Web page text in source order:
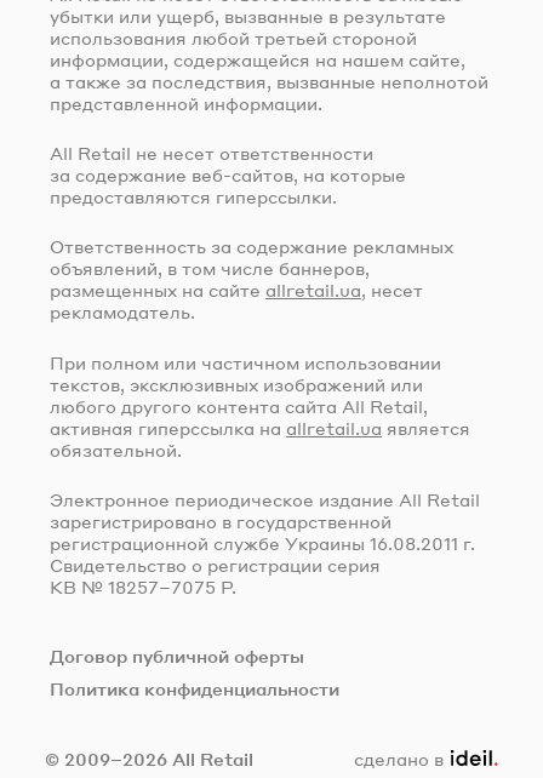
убытки или ущерб, вызванные в результате
использования любой третьей стороной
информации, содержащейся на нашем сайте,
а также за последствия, вызванные неполнотой
представленной информации.
All Retail не несет ответственности
за содержание веб-сайтов, на которые
предоставляются гиперссылки.
Ответственность за содержание рекламных
объявлений, в том числе баннеров,
размещенных на сайте allretail.ua, несет
рекламодатель.
При полном или частичном использовании
текстов, эксклюзивных изображений или
любого другого контента сайта All Retail,
активная гиперссылка на allretail.ua является
обязательной.
Электронное периодическое издание All Retail
зарегистрировано в государственной
регистрационной службе Украины 16.08.2011 г.
Свидетельство о регистрации серия
КВ № 18257–7075 Р.
Договор публичной оферты
Политика конфиденциальности
© 2009–2026 All Retail сделано в ideil.